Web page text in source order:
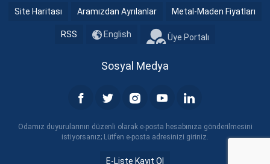
Site Haritası Aramızdan Ayrılanlar Metal-Maden Fiyatları
RSS English Üye Portalı
Sosyal Medya
Odamız duyurularının düzenli olarak e-posta hesabınıza gönderilmesini
istiyorsanız; Lütfen e-posta adresinizi giriniz.
E-Liste Kayıt Ol